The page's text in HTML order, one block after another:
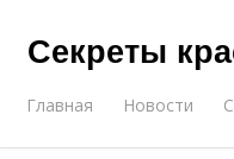
Секреты
Главная Новости